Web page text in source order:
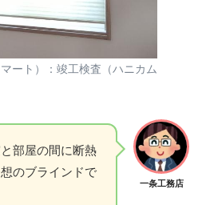
ート）：竣工検査（ハニカム
一条工務店
部屋の間に断熱
のブラインドで